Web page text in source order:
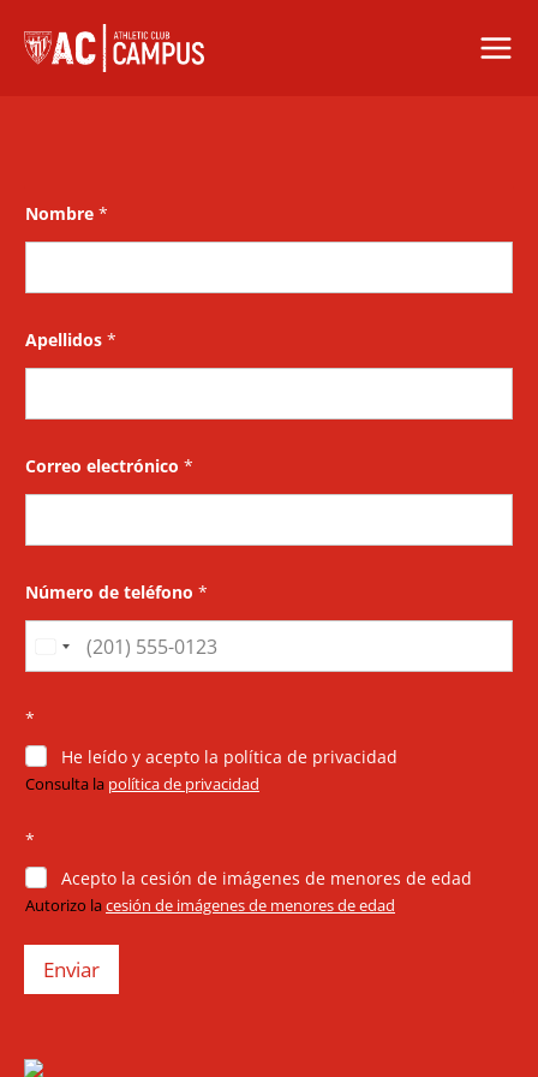
content
Nombre *
Apellidos *
Correo electrónico *
Número de teléfono *
t
e
t
a
e
s
*
He leído y acepto la política de privacidad
Consulta la política de privacidad
*
Acepto la cesión de imágenes de menores de edad
Autorizo lacesión de imágenes de menores de edad
Enviar